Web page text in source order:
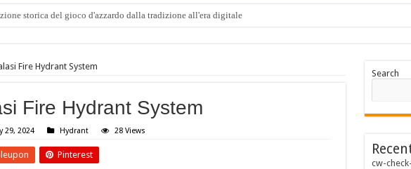
storica del gioco d'azzardo dalla tradizione all'era digitale
Fire Hydrant System
Fire Hydrant System
29, 2024 Hydrant 28 Views
Pinterest
Search
cw-